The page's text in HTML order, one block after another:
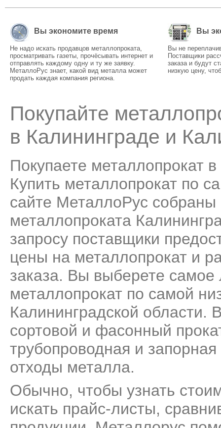
Вы экономите время
Не надо искать продавцов металлопроката,
просматривать газеты, прочёсывать интернет и
отправлять каждому одну и ту же заявку.
МеталлоРус знает, какой вид металла может
продать каждая компания региона.
Вы
Вы не
Поставщики
заказа и будут
низкую цену,
Покупайте
в Калининграде и
Покупаете металлопрокат
Купить металлопрокат по
сайте МеталлоРус
металлопроката
запросу поставщики
цены на металлопрокат и
заказа. Вы выберете
металлопрокат по самой
Калининградской области.
сортовой и фасонный
трубопроводная и
отходы металла.
Обычно, чтобы узнать
искать прайс-листы,